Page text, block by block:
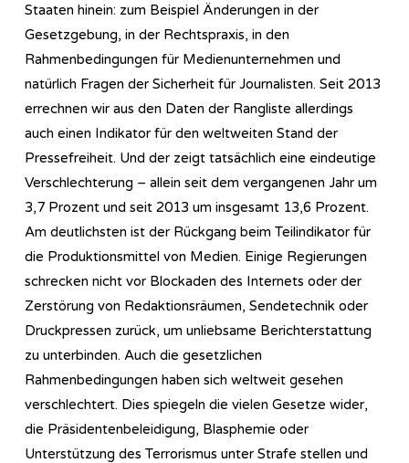
Staaten hinein: zum Beispiel Änderungen in der
Gesetzgebung, in der Rechtspraxis, in den
Rahmenbedingungen für Medienunternehmen und
natürlich Fragen der Sicherheit für Journalisten. Seit 2013
errechnen wir aus den Daten der Rangliste allerdings
auch einen Indikator für den weltweiten Stand der
Pressefreiheit. Und der zeigt tatsächlich eine eindeutige
Verschlechterung – allein seit dem vergangenen Jahr um
3,7 Prozent und seit 2013 um insgesamt 13,6 Prozent.
Am deutlichsten ist der Rückgang beim Teilindikator für
die Produktionsmittel von Medien. Einige Regierungen
schrecken nicht vor Blockaden des Internets oder der
Zerstörung von Redaktionsräumen, Sendetechnik oder
Druckpressen zurück, um unliebsame Berichterstattung
zu unterbinden. Auch die gesetzlichen
Rahmenbedingungen haben sich weltweit gesehen
verschlechtert. Dies spiegeln die vielen Gesetze wider,
die Präsidentenbeleidigung, Blasphemie oder
Unterstützung des Terrorismus unter Strafe stellen und